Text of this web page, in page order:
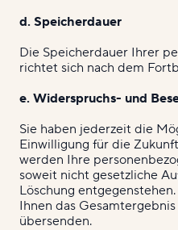
d. Speicherdauer
Die Speicherdauer Ihrer
richtet sich nach dem
e. Widerspruchs- und
Sie haben jederzeit die
Einwilligung für die
werden Ihre
soweit nicht gesetzliche
Löschung
Ihnen das
übersenden.